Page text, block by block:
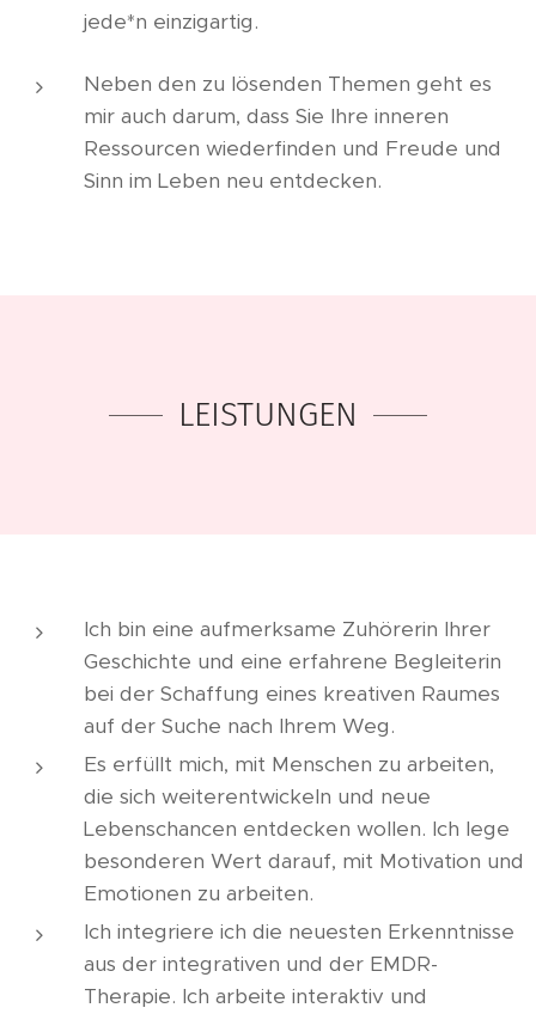
jede*n einzigartig.
Neben den zu lösenden Themen geht es
mir auch darum, dass Sie Ihre inneren
Ressourcen wiederfinden und Freude und
Sinn im Leben neu entdecken.
LEISTUNGEN
Ich bin eine aufmerksame Zuhörerin Ihrer
Geschichte und eine erfahrene Begleiterin
bei der Schaffung eines kreativen Raumes
auf der Suche nach Ihrem Weg.
Es erfüllt mich, mit Menschen zu arbeiten,
die sich weiterentwickeln und neue
Lebenschancen entdecken wollen. Ich lege
besonderen Wert darauf, mit Motivation und
Emotionen zu arbeiten.
Ich integriere ich die neuesten Erkenntnisse
aus der integrativen und der EMDR-
Therapie. Ich arbeite interaktiv und